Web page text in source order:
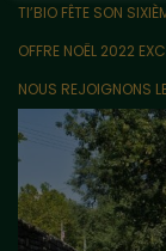
TI’BIO FÊTE SON
OFFRE NOËL 2022
NOUS REJOIGNONS